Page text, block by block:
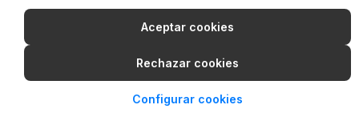
Aceptar cookies
Rechazar cookies
Configurar cookies